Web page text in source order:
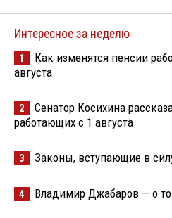
Интересное за неделю
1
Как изменятся пенсии
августа
2
Сенатор Косихина
работающих с 1 августа
3 Законы, вступающие в
4 Владимир Джабаров — о